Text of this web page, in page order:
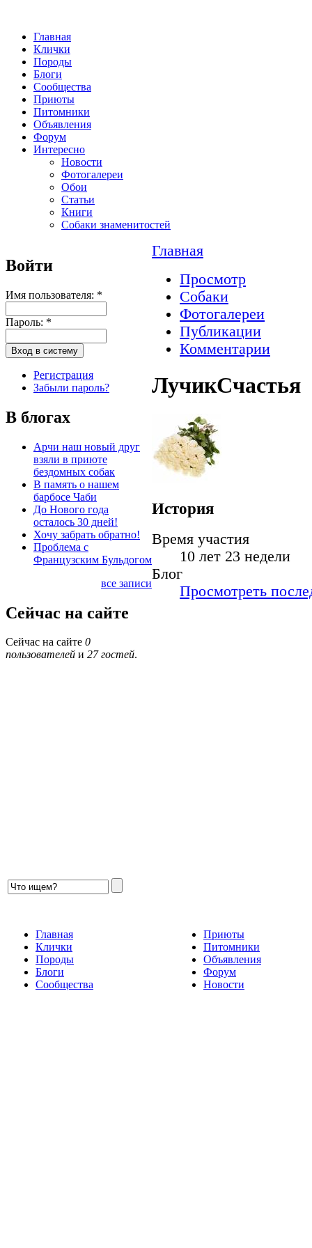
Главная
Клички
Породы
Блоги
Сообщества
Приюты
Питомники
Объявления
Форум
Интересно
Новости
Фотогалереи
Обои
Статьи
Книги
Собаки знаменитостей
Войти
Имя пользователя: *
Пароль: *
Регистрация
Забыли пароль?
В блогах
Арчи наш новый друг
взяли в приюте
бездомных собак
В память о нашем
барбосе Чаби
До Нового года
осталось 30 дней!
Хочу забрать обратно!
Проблема с
Французским Бульдогом
все записи
Сейчас на сайте
Сейчас на сайте 0
пользователей и 27 гостей.
Главная
Просмотр
Собаки
Фотогалереи
Публикации
Комментарии
ЛучикСчастья
История
Время участия
10 лет 23 недели
Блог
Просмотреть
Главная
Клички
Породы
Блоги
Сообщества
Приюты
Питомники
Объявления
Форум
Новости